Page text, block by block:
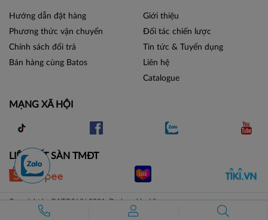
Hướng dẫn đặt hàng
Phương thức vận chuyển
Chính sách đổi trả
Bán hàng cùng Batos
Giới thiệu
Đối tác chiến lược
Tin tức & Tuyển dụng
Liên hệ
Catalogue
MẠNG XÃ HỘI
LIÊN KẾT SÀN TMĐT
Copyright by BATOS.VN 2021. Designed by Vicogroup.vn